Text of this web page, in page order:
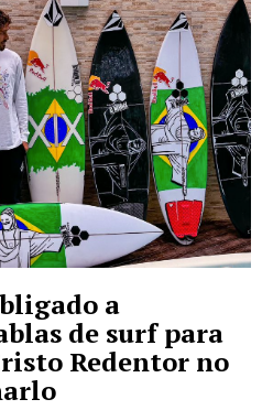
a
de surf para
Redentor no